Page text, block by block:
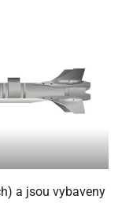
a jsou vybaveny